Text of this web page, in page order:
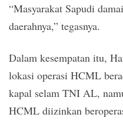
“Masyarakat Sapudi
daerahnya,” tegasnya.
Dalam kesempatan itu,
lokasi operasi HCML
kapal selam TNI AL,
HCML diizinkan